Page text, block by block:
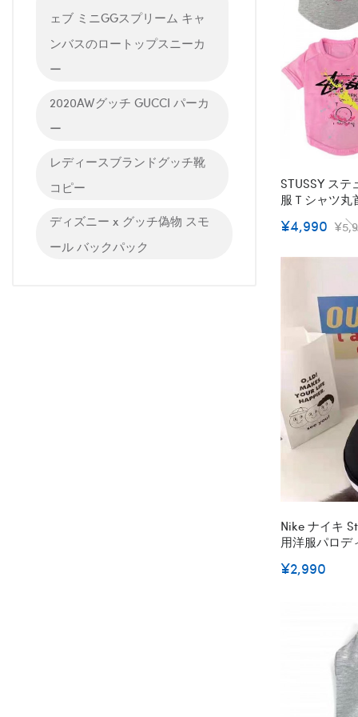
ェブ ミニGGスプリーム キャ
ンバスのロートップスニーカ
ー
2020AWグッチ GUCCI パーカ
ー
レディースブランドグッチ靴
コピー
ディズニー x グッチ偽物 スモ
ール バックパック
STUSSY ス
服Ｔシャツ丸
ト 綿製 猫服
中小型犬対応
¥4,990
Nike ナイキ
用洋服パロデ
¥2,990